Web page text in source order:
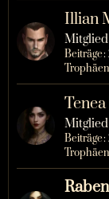
Illian
Beiträge
Trophäen
Tenea
Beiträge
Trophäen